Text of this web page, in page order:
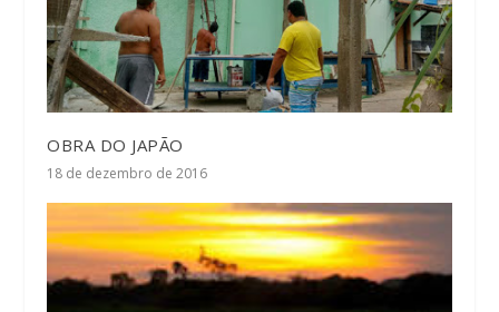
OBRA DO JAPÃO
18 de dezembro de 2016